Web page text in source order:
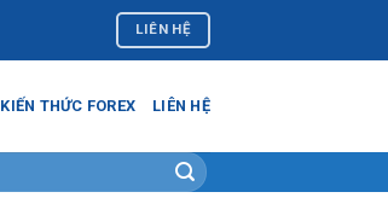
LIÊN HỆ
KIẾN THỨC FOREX LIÊN HỆ